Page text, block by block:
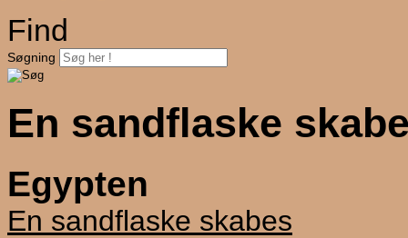
Find
Søgning
En sandflaske
Egypten
En sandflaske skabes